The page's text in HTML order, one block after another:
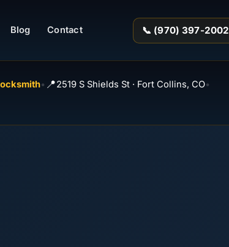
Blog Contact 📞 (970) 397-2002
• 📍2519 S Shields St · Fort Collins, CO•